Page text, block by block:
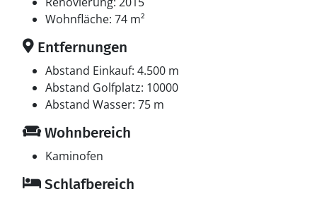
In der Ferienunterkunft gibt es einen Fernseher. Radio.
Mindestens 4 dänische Fernsehsender. Es steht
kabellose Internetverbindung zur Verfügung.
Wohnfläche: 74 m²
Entfernungen
Abstand Einkauf: 4.500 m
Abstand Golfplatz: 10000
Abstand Wasser: 75 m
Wohnbereich
Kaminofen
Schlafbereich